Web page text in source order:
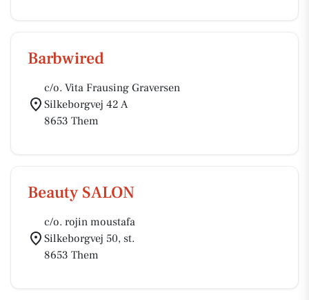
Barbwired
c/o. Vita Frausing Graversen
Silkeborgvej 42 A
8653 Them
Beauty SALON
c/o. rojin moustafa
Silkeborgvej 50, st.
8653 Them